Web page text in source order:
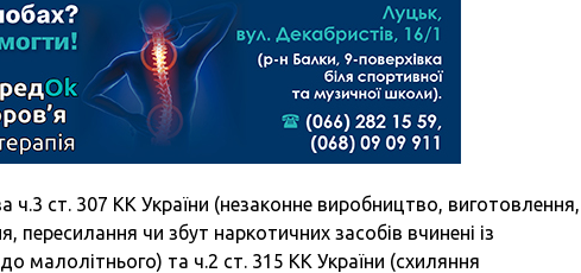
ч.3 ст. 307 КК України (незаконне виробництво, виготовлення,
пересилання чи збут наркотичних засобів вчинені із
малолітнього) та ч.2 ст. 315 КК України (схиляння